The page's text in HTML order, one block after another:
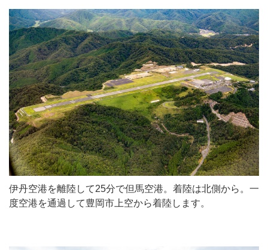
伊丹空港を離陸して25分で但馬空港。着陸は北側から。一
度空港を通過して豊岡市上空から着陸します。